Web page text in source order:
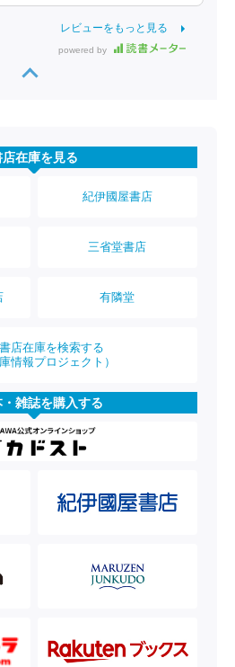
レビューをもっと見る
powered by
店在庫を見る
紀伊國屋書店
三省堂書店
有隣堂
店在庫を検索する
情報プロジェクト）
雑誌を購入する